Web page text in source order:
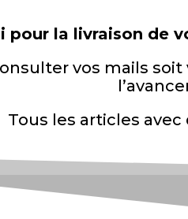
pour la livraison de
vos mails
Tous les articles